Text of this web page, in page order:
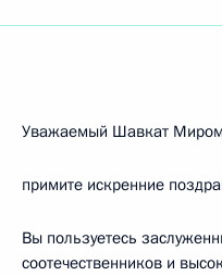
Уважаемый Шавкат
примите искренние
Вы пользуетесь
соотечественников и